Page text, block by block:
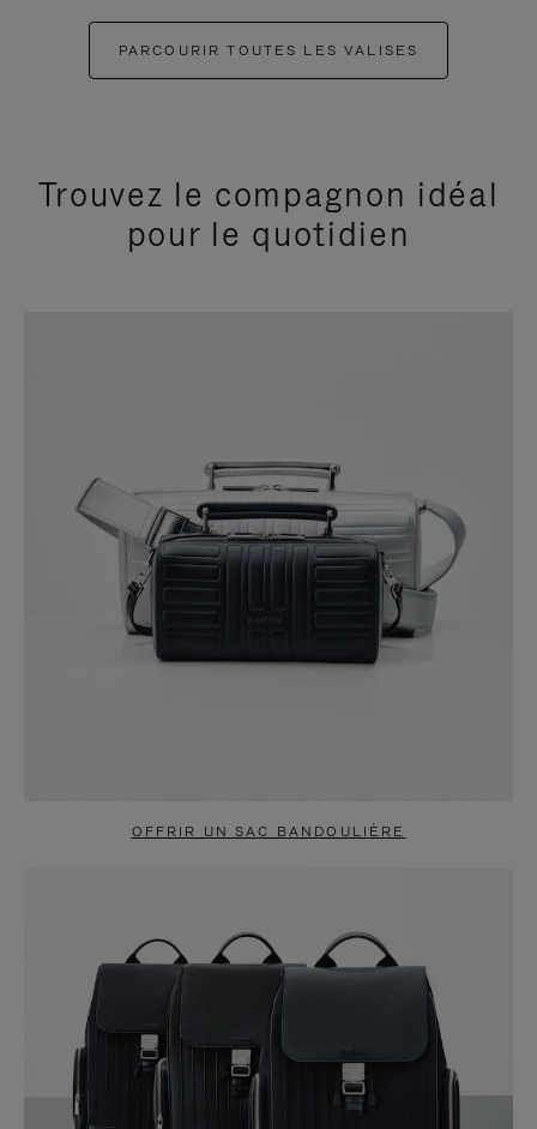
PARCOURIR TOUTES LES VALISES
Trouvez le compagnon idéal
pour le quotidien
OFFRIR UN SAC BANDOULIÈRE